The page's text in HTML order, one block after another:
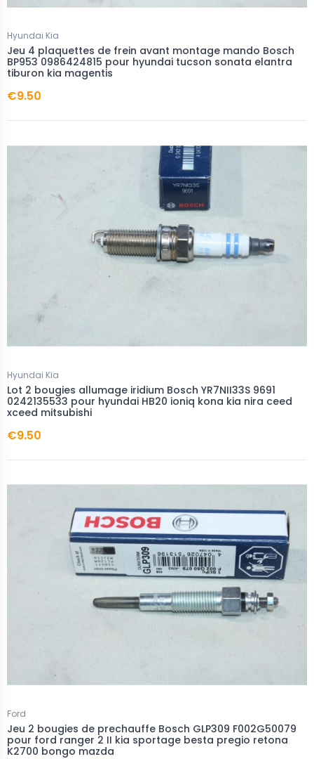
Hyundai Kia
Jeu 4 plaquettes de frein avant montage mando Bosch
BP953 0986424815 pour hyundai tucson sonata elantra
tiburon kia magentis
€9.50
Hyundai Kia
Lot 2 bougies allumage iridium Bosch YR7NII33S 9691
0242135533 pour hyundai HB20 ioniq kona kia nira ceed
xceed mitsubishi
€9.50
Ford
Jeu 2 bougies de prechauffe Bosch GLP309 F002G50079
pour ford ranger 2 II kia sportage besta pregio retona
K2700 bongo mazda